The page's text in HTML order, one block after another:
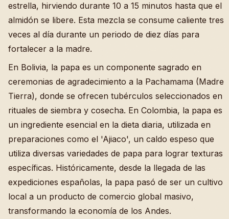
estrella, hirviendo durante 10 a 15 minutos hasta que el
almidón se libere. Esta mezcla se consume caliente tres
veces al día durante un periodo de diez días para
fortalecer a la madre.
En Bolivia, la papa es un componente sagrado en
ceremonias de agradecimiento a la Pachamama (Madre
Tierra), donde se ofrecen tubérculos seleccionados en
rituales de siembra y cosecha. En Colombia, la papa es
un ingrediente esencial en la dieta diaria, utilizada en
preparaciones como el 'Ajiaco', un caldo espeso que
utiliza diversas variedades de papa para lograr texturas
específicas. Históricamente, desde la llegada de las
expediciones españolas, la papa pasó de ser un cultivo
local a un producto de comercio global masivo,
transformando la economía de los Andes.